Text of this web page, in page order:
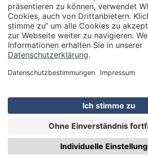
VERSAND
WIRmachenDRUCK GmbH
71522 Backnang